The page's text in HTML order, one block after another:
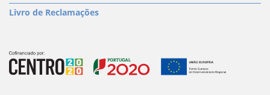
Livro de Reclamações